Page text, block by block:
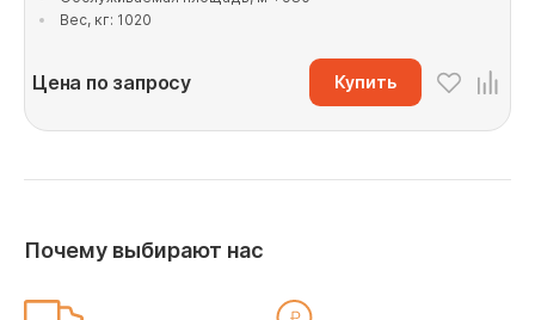
Вес, кг: 1020
Цена по запросу Купить
Почему выбирают нас